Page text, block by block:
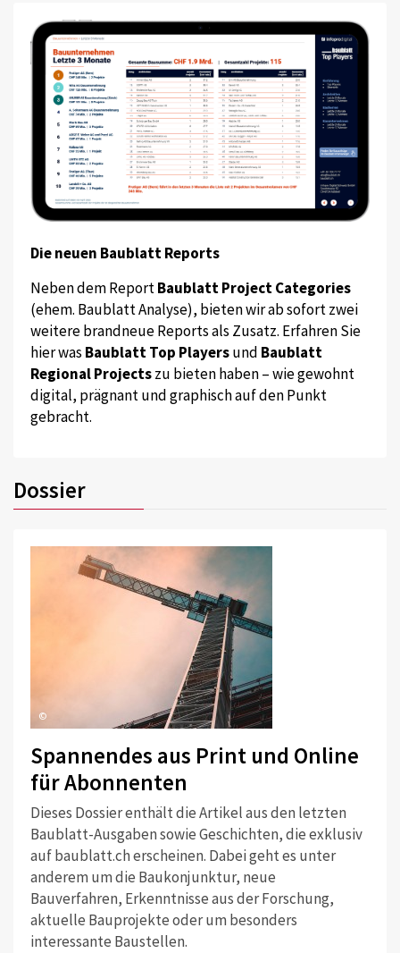
Die neuen Baublatt Reports
Neben dem ReportBaublatt Project Categories
(ehem. Baublatt Analyse), bieten wir ab sofort zwei
weitere brandneue Reports als Zusatz. Erfahren Sie
hier was Baublatt Top Playersund Baublatt
Regional Projectszu bieten haben – wie gewohnt
digital, prägnant und graphisch auf den Punkt
gebracht.
Dossier
©
Spannendes aus Print und Online
für Abonnenten
Dieses Dossier enthält die Artikel aus den letzten
Baublatt-Ausgaben sowie Geschichten, die exklusiv
auf baublatt.ch erscheinen. Dabei geht es unter
anderem um die Baukonjunktur, neue
Bauverfahren, Erkenntnisse aus der Forschung,
aktuelle Bauprojekte oder um besonders
interessante Baustellen.